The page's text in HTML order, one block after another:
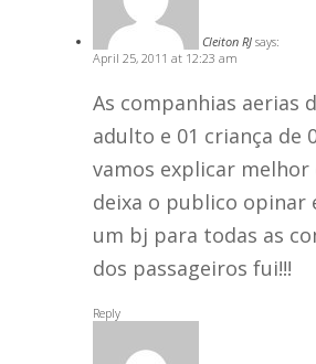
Cleiton RJ says:
April 25, 2011 at 12:23 am
As companhias aerias
adulto e 01 criança de
vamos explicar
deixa o publico opinar
um bj para todas as
dos passageiros fui!!!
Reply